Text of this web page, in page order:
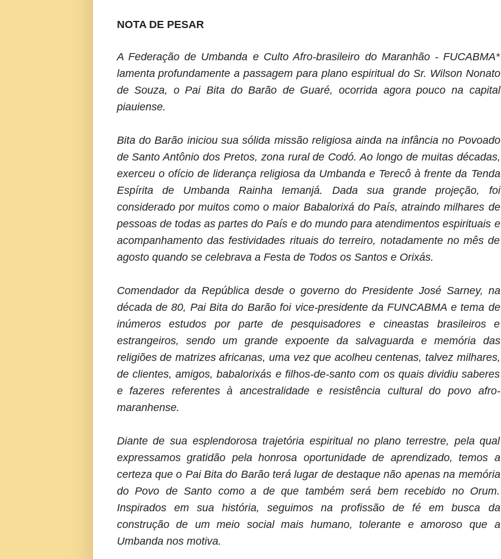
NOTA DE PESAR
A Federação de Umbanda e Culto Afro-brasileiro do Maranhão - FUCABMA*
lamenta profundamente a passagem para plano espiritual do Sr. Wilson Nonato
de Souza, o Pai Bita do Barão de Guaré, ocorrida agora pouco na capital
piauiense.
Bita do Barão iniciou sua sólida missão religiosa ainda na infância no Povoado
de Santo Antônio dos Pretos, zona rural de Codó. Ao longo de muitas décadas,
exerceu o ofício de liderança religiosa da Umbanda e Terecô à frente da Tenda
Espírita de Umbanda Rainha Iemanjá. Dada sua grande projeção, foi
considerado por muitos como o maior Babalorixá do País, atraindo milhares de
pessoas de todas as partes do País e do mundo para atendimentos espirituais e
acompanhamento das festividades rituais do terreiro, notadamente no mês de
agosto quando se celebrava a Festa de Todos os Santos e Orixás.
Comendador da República desde o governo do Presidente José Sarney, na
década de 80, Pai Bita do Barão foi vice-presidente da FUNCABMA e tema de
inúmeros estudos por parte de pesquisadores e cineastas brasileiros e
estrangeiros, sendo um grande expoente da salvaguarda e memória das
religiões de matrizes africanas, uma vez que acolheu centenas, talvez milhares,
de clientes, amigos, babalorixás e filhos-de-santo com os quais dividiu saberes
e fazeres referentes à ancestralidade e resistência cultural do povo afro-
maranhense.
Diante de sua esplendorosa trajetória espiritual no plano terrestre, pela qual
expressamos gratidão pela honrosa oportunidade de aprendizado, temos a
certeza que o Pai Bita do Barão terá lugar de destaque não apenas na memória
do Povo de Santo como a de que também será bem recebido no Orum.
Inspirados em sua história, seguimos na profissão de fé em busca da
construção de um meio social mais humano, tolerante e amoroso que a
Umbanda nos motiva.